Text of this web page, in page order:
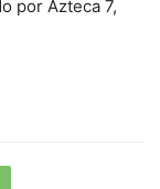
por Azteca 7,